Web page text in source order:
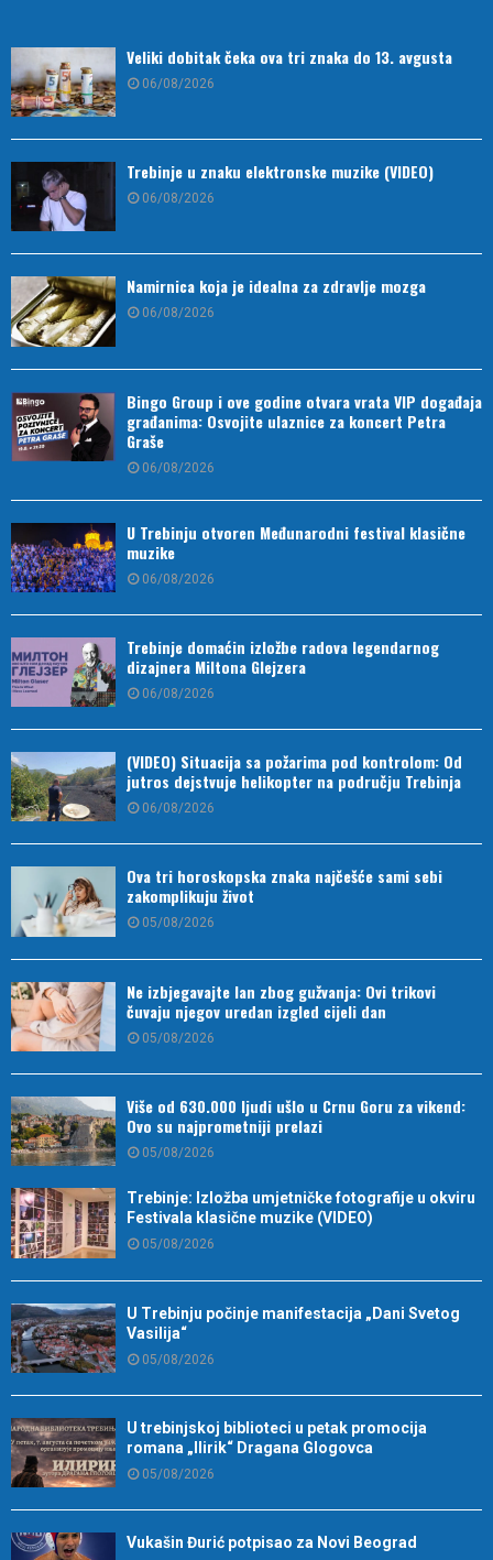
Veliki dobitak čeka ova tri znaka do 13. avgusta
06/08/2026
Trebinje u znaku elektronske muzike (VIDEO)
06/08/2026
Namirnica koja je idealna za zdravlje mozga
06/08/2026
Bingo Group i ove godine otvara vrata VIP događaja
građanima: Osvojite ulaznice za koncert Petra
Graše
06/08/2026
U Trebinju otvoren Međunarodni festival klasične
muzike
06/08/2026
Trebinje domaćin izložbe radova legendarnog
dizajnera Miltona Glejzera
06/08/2026
(VIDEO) Situacija sa požarima pod kontrolom: Od
jutros dejstvuje helikopter na području Trebinja
06/08/2026
Ova tri horoskopska znaka najčešće sami sebi
zakomplikuju život
05/08/2026
Ne izbjegavajte lan zbog gužvanja: Ovi trikovi
čuvaju njegov uredan izgled cijeli dan
05/08/2026
Više od 630.000 ljudi ušlo u Crnu Goru za vikend:
Ovo su najprometniji prelazi
05/08/2026
Trebinje: Izložba umjetničke fotografije u okviru
Festivala klasične muzike (VIDEO)
05/08/2026
U Trebinju počinje manifestacija „Dani Svetog
Vasilija“
05/08/2026
U trebinjskoj biblioteci u petak promocija
romana „Ilirik“ Dragana Glogovca
05/08/2026
Vukašin Đurić potpisao za Novi Beograd